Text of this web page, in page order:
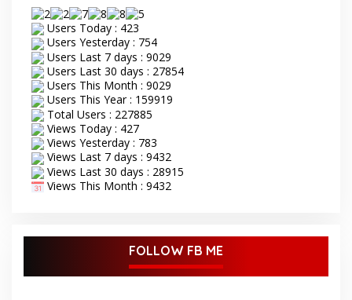
Users Today : 423
Users Yesterday : 754
Users Last 7 days : 9029
Users Last 30 days : 27854
Users This Month : 9029
Users This Year : 159919
Total Users : 227885
Views Today : 427
Views Yesterday : 783
Views Last 7 days : 9432
Views Last 30 days : 28915
Views This Month : 9432
FOLLOW FB ME